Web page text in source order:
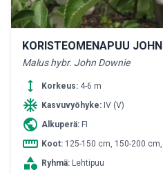
KORISTEOMENAPUU
Malus hybr. John Downie
height Korkeus: 4-6 m
ac_unit Kasvuvyöhyke: IV (V)
public Alkuperä: FI
straighten Koot: 125-150 cm, 150-200
category Ryhmä: Lehtipuu